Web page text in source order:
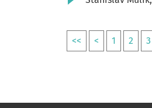
<< < 1 2 3